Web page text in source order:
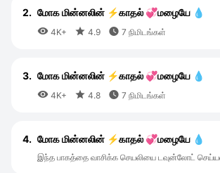
2. மோக மின்னலின் ⚡காதல் 💞மழையே 💧
 4K+  4.9  7 நிமிடங்கள்
3. மோக மின்னலின் ⚡காதல் 💞மழையே 💧
 4K+  4.8  7 நிமிடங்கள்
4. மோக மின்னலின் ⚡காதல் 💞மழையே 💧
இந்த பாகத்தை வாசிக்க செயலியை டவுன்லோட்